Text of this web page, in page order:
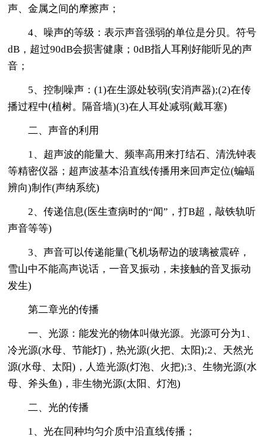
声、金属之间的摩擦声；
4、噪声的等级：表示声音强弱的单位是分贝。符号
dB，超过90dB会损害健康；0dB指人耳刚好能听见的声
音；
5、控制噪声：(1)在生源处较弱(安消声器);(2)在传
播过程中(植树。隔音墙)(3)在人耳处减弱(戴耳塞)
二、声音的利用
1、超声波的能量大、频率高用来打结石、清洗钟表
等精密仪器；超声波基本沿直线传播用来回声定位(蝙蝠
辨向)制作(声纳系统)
2、传递信息(医生查病时的“闻”，打B超，敲铁轨听
声音等等)
3、声音可以传递能量(飞机场帮边的玻璃被震碎，
雪山中不能高声说话，一音叉振动，未接触的音叉振动
发生)
第二章光的传播
一、光源：能发光的物体叫做光源。光源可分为1、
冷光源(水母、节能灯)，热光源(火把、太阳);2、天然光
源(水母、太阳)，人造光源(灯泡、火把);3、生物光源(水
母、斧头鱼)，非生物光源(太阳、灯泡)
二、光的传播
1、光在同种均匀介质中沿直线传播；